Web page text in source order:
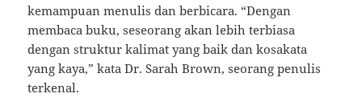
kemampuan menulis dan berbicara. “Dengan
membaca buku, seseorang akan lebih terbiasa
dengan struktur kalimat yang baik dan kosakata
yang kaya,” kata Dr. Sarah Brown, seorang penulis
terkenal.